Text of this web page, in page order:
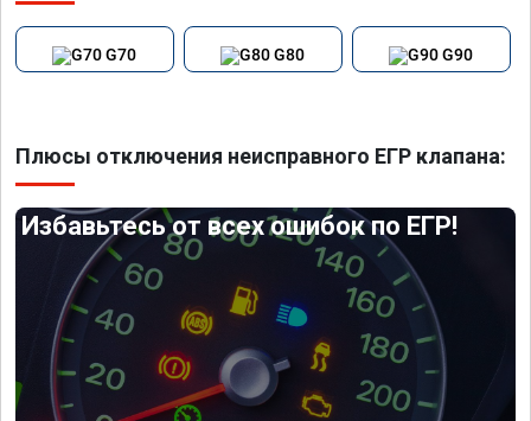
G70 G80 G90
Плюсы отключения неисправного ЕГР клапана:
Избавьтесь от всех ошибок по ЕГР!